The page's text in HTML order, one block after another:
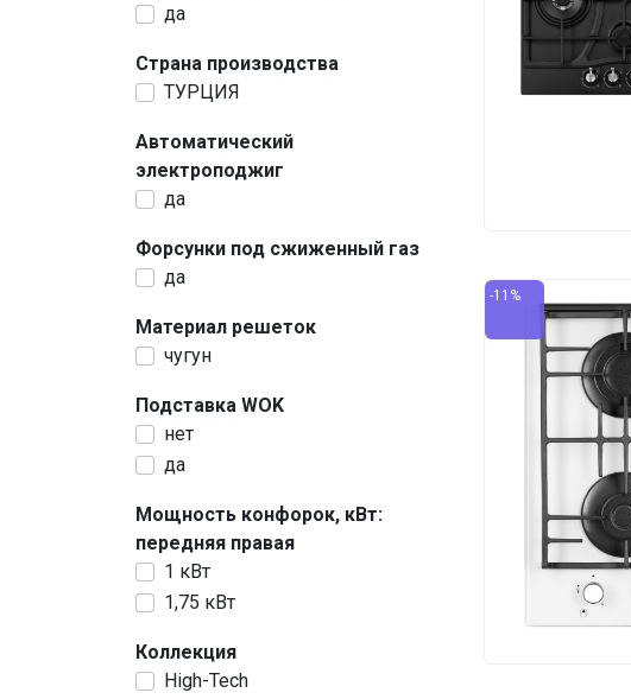
да
Страна производства
ТУРЦИЯ
Автоматический
электроподжиг
да
Форсунки под сжиженный газ
да
Материал решеток
чугун
Подставка WOK
нет
да
Мощность конфорок, кВт:
передняя правая
1 кВт
1,75 кВт
Коллекция
High-Tech
-11%